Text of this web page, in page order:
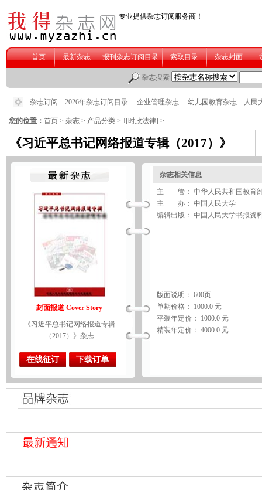
您的位置： 首页 > 杂志 > 产品分类 > J[时政法律] >
《习近平总书记网络报道专辑（2017）》
封面报道 Cover Story
《习近平总书记网络报道专辑
（2017）》杂志
在线征订 下载订单
杂志相关信息
主 管： 中华人民共和国教育
主 办： 中国人民大学
编辑出版： 中国人民大学书报资
版面说明： 600页
单期价格： 1000.0 元
平装年定价： 1000.0 元
精装年定价： 4000.0 元